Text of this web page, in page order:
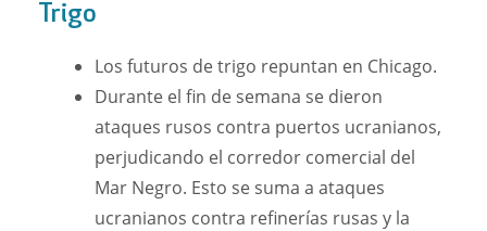
Trigo
Los futuros de trigo repuntan en Chicago.
Durante el fin de semana se dieron
ataques rusos contra puertos ucranianos,
perjudicando el corredor comercial del
Mar Negro. Esto se suma a ataques
ucranianos contra refinerías rusas y la